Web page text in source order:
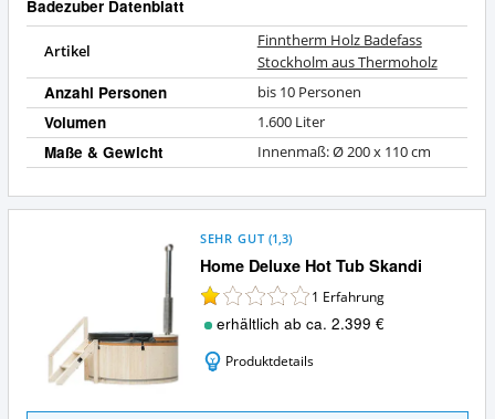
Badezuber Datenblatt
Artikel
Finntherm Holz Badefass
Stockholm aus Thermoholz
Anzahl Personen bis 10 Personen
Volumen 1.600 Liter
Maße & Gewicht Innenmaß: Ø 200 x 110 cm
Home Deluxe Hot Tub Skandi
SEHR GUT (1,3)
1 Erfahrung
erhältlich ab ca. 2.399 €
Produktdetails